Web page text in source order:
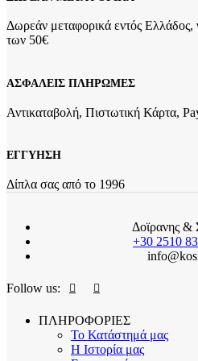
Δωρεάν μεταφορικά εντός Ελλάδος,
των 50€
ΑΣΦΑΛΕΙΣ ΠΛΗΡΩΜΕΣ
Αντικαταβολή, Πιστωτική Κάρτα,
ΕΓΓΥΗΣΗ
Δίπλα σας από το 1996
Δοϊρανης
+30 2510
Follow us:
ΠΛΗΡΟΦΟΡΙΕΣ
Το Κατάστημά μας
Η Ιστορία μας